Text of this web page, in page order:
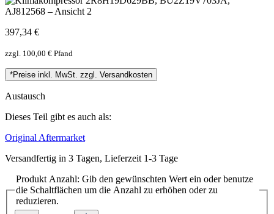
397,34 €
zzgl. 100,00 € Pfand
*Preise inkl. MwSt. zzgl. Versandkosten
Austausch
Dieses Teil gibt es auch als:
Original Aftermarket
Versandfertig in 3 Tagen, Lieferzeit 1-3 Tage
Produkt Anzahl: Gib den gewünschten Wert ein oder benutze
die Schaltflächen um die Anzahl zu erhöhen oder zu
reduzieren.